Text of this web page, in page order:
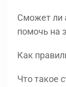
Сможет ли
помочь на
Как
Что такое